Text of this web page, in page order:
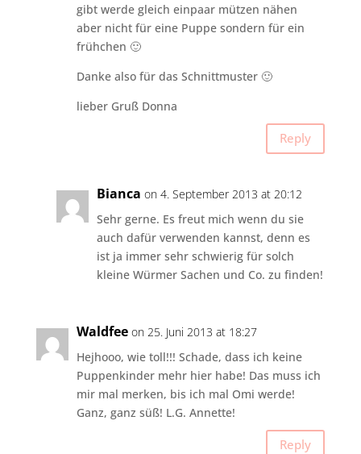
gibt werde gleich einpaar mützen nähen
aber nicht für eine Puppe sondern für ein
frühchen 🙂
Danke also für das Schnittmuster 🙂
lieber Gruß Donna
Reply
Bianca on 4. September 2013 at 20:12
Sehr gerne. Es freut mich wenn du sie
auch dafür verwenden kannst, denn es
ist ja immer sehr schwierig für solch
kleine Würmer Sachen und Co. zu finden!
Waldfee on 25. Juni 2013 at 18:27
Hejhooo, wie toll!!! Schade, dass ich keine
Puppenkinder mehr hier habe! Das muss ich
mir mal merken, bis ich mal Omi werde!
Ganz, ganz süß! L.G. Annette!
Reply